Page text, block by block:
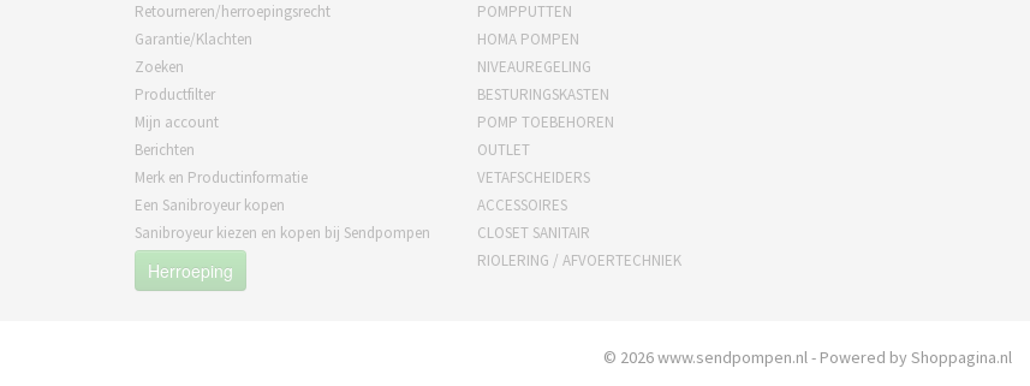
Retourneren/herroepingsrecht
Garantie/Klachten
Zoeken
Productfilter
Mijn account
Berichten
Merk en Productinformatie
Een Sanibroyeur kopen
Sanibroyeur kiezen en kopen bij Sendpompen
Herroeping
POMPPUTTEN
HOMA POMPEN
NIVEAUREGELING
BESTURINGSKASTEN
POMP TOEBEHOREN
OUTLET
VETAFSCHEIDERS
ACCESSOIRES
CLOSET SANITAIR
RIOLERING / AFVOERTECHNIEK
© 2026 www.sendpompen.nl - Powered by Shoppagina.nl